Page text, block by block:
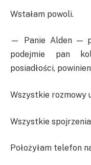
Wstałam powoli.
— Panie Alden —
podejmie pan
posiadłości,
Wszystkie rozmowy
Wszystkie
Położyłam telefon